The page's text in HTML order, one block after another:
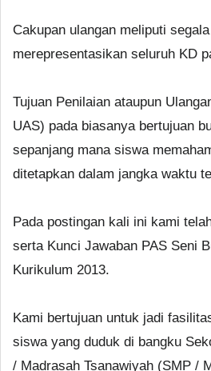
Cakupan ulangan meliputi
merepresentasikan seluruh KD
Tujuan Penilaian ataupun
UAS) pada biasanya bertujuan
sepanjang mana siswa
ditetapkan dalam jangka waktu
Pada postingan kali ini kami
serta Kunci Jawaban PAS Seni
Kurikulum 2013.
Kami bertujuan untuk jadi
siswa yang duduk di bangku
/ Madrasah Tsanawiyah (SMP /